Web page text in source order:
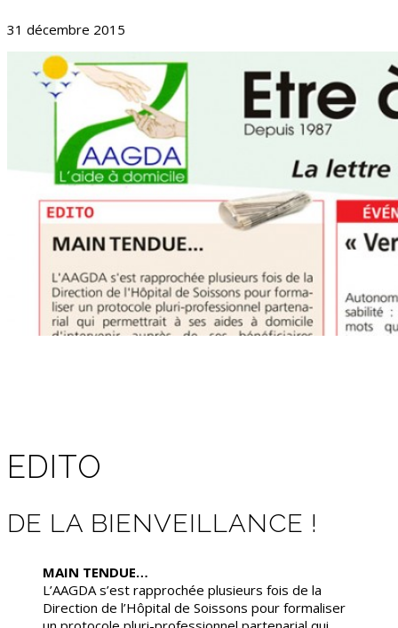
31 décembre 2015
EDITO
DE LA BIENVEILLANCE !
MAIN TENDUE…
L’AAGDA s’est rapprochée plusieurs fois de la
Direction de l’Hôpital de Soissons pour formaliser